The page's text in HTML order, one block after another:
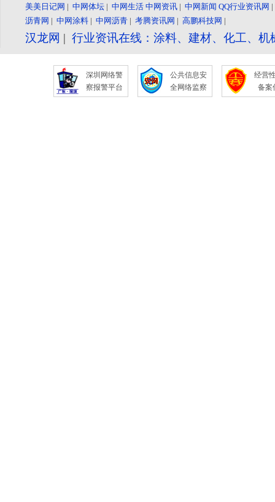
美美日记网 | 中网体坛 | 中网生活 中网资讯 | 中网新闻 QQ行业资讯网
沥青网 | 中网涂料 | 中网沥青 | 考腾资讯网 | 高鹏科技网 |
汉龙网 | 行业资讯在线：涂料、建材、化工、
深圳网络警
察报警平台
公共信息安
全网络监察
经营
备案